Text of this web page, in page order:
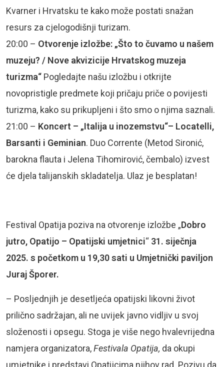
Kvarner i Hrvatsku te kako može postati snažan
resurs za cjelogodišnji turizam.
20:00 – Otvorenje izložbe: „Što to čuvamo u našem
muzeju? / Nove akvizicije Hrvatskog muzeja
turizma“ Pogledajte našu izložbu i otkrijte
novopristigle predmete koji pričaju priče o povijesti
turizma, kako su prikupljeni i što smo o njima saznali.
21:00 – Koncert – „Italija u inozemstvu“– Locatelli,
Barsanti i Geminian. Duo Corrente (Metod Sironić,
barokna flauta i Jelena Tihomirović, čembalo) izvest
će djela talijanskih skladatelja. Ulaz je besplatan!
Festival Opatija poziva na otvorenje izložbe „Dobro
jutro, Opatijo – Opatijski umjetnici“ 31. siječnja
2025. s početkom u 19,30 sati u Umjetnički paviljon
Juraj Šporer.
– Posljednjih je desetljeća opatijski likovni život
prilično sadržajan, ali ne uvijek javno vidljiv u svoj
složenosti i opsegu. Stoga je više nego hvalevrijedna
namjera organizatora,Festivala Opatija, da okupi
umjetnike i predstavi Opatijcima njihov rad. Pozivu da